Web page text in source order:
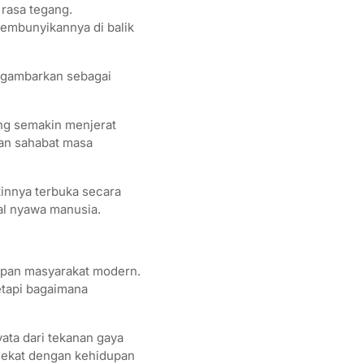
tegang.
di balik
sebagai
semakin menjerat
sahabat masa
terbuka secara
nyawa manusia.
masyarakat modern.
bagaimana
dari tekanan gaya
dengan kehidupan